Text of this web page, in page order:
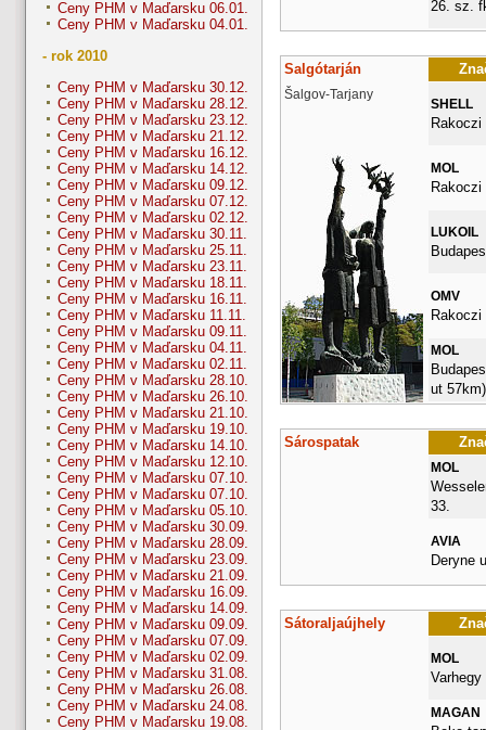
Ceny PHM v Maďarsku 06.01.
Ceny PHM v Maďarsku 04.01.
- rok 2010
Ceny PHM v Maďarsku 30.12.
Ceny PHM v Maďarsku 28.12.
Ceny PHM v Maďarsku 23.12.
Ceny PHM v Maďarsku 21.12.
Ceny PHM v Maďarsku 16.12.
Ceny PHM v Maďarsku 14.12.
Ceny PHM v Maďarsku 09.12.
Ceny PHM v Maďarsku 07.12.
Ceny PHM v Maďarsku 02.12.
Ceny PHM v Maďarsku 30.11.
Ceny PHM v Maďarsku 25.11.
Ceny PHM v Maďarsku 23.11.
Ceny PHM v Maďarsku 18.11.
Ceny PHM v Maďarsku 16.11.
Ceny PHM v Maďarsku 11.11.
Ceny PHM v Maďarsku 09.11.
Ceny PHM v Maďarsku 04.11.
Ceny PHM v Maďarsku 02.11.
Ceny PHM v Maďarsku 28.10.
Ceny PHM v Maďarsku 26.10.
Ceny PHM v Maďarsku 21.10.
Ceny PHM v Maďarsku 19.10.
Ceny PHM v Maďarsku 14.10.
Ceny PHM v Maďarsku 12.10.
Ceny PHM v Maďarsku 07.10.
Ceny PHM v Maďarsku 07.10.
Ceny PHM v Maďarsku 05.10.
Ceny PHM v Maďarsku 30.09.
Ceny PHM v Maďarsku 28.09.
Ceny PHM v Maďarsku 23.09.
Ceny PHM v Maďarsku 21.09.
Ceny PHM v Maďarsku 16.09.
Ceny PHM v Maďarsku 14.09.
Ceny PHM v Maďarsku 09.09.
Ceny PHM v Maďarsku 07.09.
Ceny PHM v Maďarsku 02.09.
Ceny PHM v Maďarsku 31.08.
Ceny PHM v Maďarsku 26.08.
Ceny PHM v Maďarsku 24.08.
Ceny PHM v Maďarsku 19.08.
26. sz.
Salgótarján
Šalgov-Tarjany
SHELL
Rakoczi
MOL
Rakoczi
LUKOIL
OMV
Rakoczi
MOL
ut 57km)
Sárospatak
MOL
33.
AVIA
Deryne
Sátoraljaújhely
MOL
MAGAN